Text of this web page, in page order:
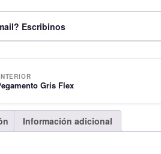
Escribinos
Gris Flex
Información adicional